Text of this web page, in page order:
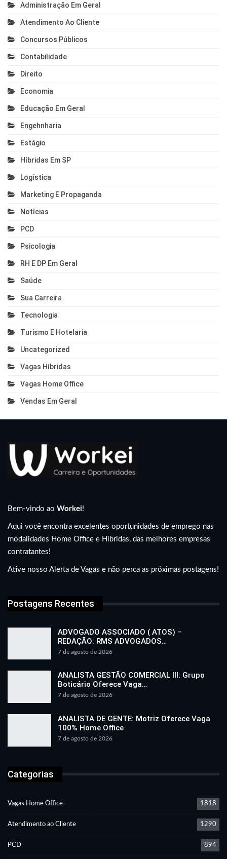
Administração Em Geral
Atendimento Ao Cliente
Concursos Públicos
Contabilidade
Direito
Economia
Educação Em Geral
Engehnharia
Estágio
Híbridas Em SP
Logística
Marketing E Propaganda
Notícias
PCD
Psicologia
RH E DP Em Geral
Saúde
Sua Carreira
Tecnologia
Turismo E Hotelaria
Uncategorized
Vagas Híbridas
Vagas Home Office
Vendas Em Geral
Bem-vindo ao Workei!
Aqui você encontra excelentes oportunidades de emprego nas
modalidades Home Office e Híbridas, das melhores empresas
contratantes!
Ative nosso Alerta de Vagas e não perca as próximas postagens!
Postagens Recentes
ADVOGADO ASSOCIADO ( ATOS) –
REDAÇÃO: RMS ADVOGADOS…
7 de agosto de 2026
ANALISTA GESTÃO COMERCIAL III: Grupo
Boticário Oferece Vaga…
7 de agosto de 2026
ANALISTA DE GENTE: Motriz Oferece Vaga
100% Home Office
7 de agosto de 2026
Categorias
Vagas Home Office 1818
Atendimento ao Cliente 1290
PCD 894